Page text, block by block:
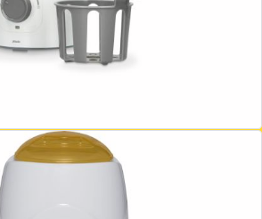
weiß